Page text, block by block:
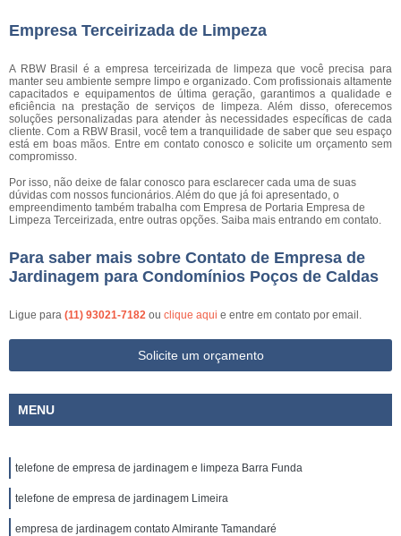
Empresa Terceirizada de Limpeza
A RBW Brasil é a empresa terceirizada de limpeza que você precisa para
manter seu ambiente sempre limpo e organizado. Com profissionais altamente
capacitados e equipamentos de última geração, garantimos a qualidade e
eficiência na prestação de serviços de limpeza. Além disso, oferecemos
soluções personalizadas para atender às necessidades específicas de cada
cliente. Com a RBW Brasil, você tem a tranquilidade de saber que seu espaço
está em boas mãos. Entre em contato conosco e solicite um orçamento sem
compromisso.
Por isso, não deixe de falar conosco para esclarecer cada uma de suas
dúvidas com nossos funcionários. Além do que já foi apresentado, o
empreendimento também trabalha com Empresa de Portaria Empresa de
Limpeza Terceirizada, entre outras opções. Saiba mais entrando em contato.
Para saber mais sobre Contato de Empresa de
Jardinagem para Condomínios Poços de Caldas
Ligue para (11) 93021-7182 ou clique aqui e entre em contato por email.
Solicite um orçamento
MENU
telefone de empresa de jardinagem e limpeza Barra Funda
telefone de empresa de jardinagem Limeira
empresa de jardinagem contato Almirante Tamandaré